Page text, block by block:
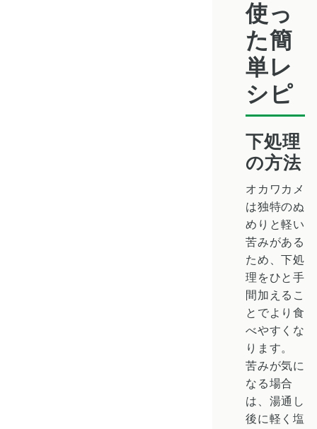
使っ
た簡
単レ
シピ
下処理
の方法
オカワカメ
は独特のぬ
めりと軽い
苦みがある
ため、下処
理をひと手
間加えるこ
とでより食
べやすくな
ります。
苦みが気に
なる場合
は、湯通し
後に軽く塩